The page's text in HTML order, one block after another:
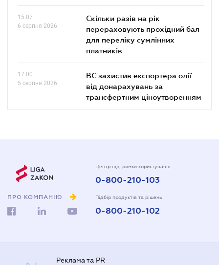
15.07
6 серпня 2026
Скільки разів на рік
перераховують прохідний бал
для переліку сумлінних
платників
17.00
5 серпня 2026
ВС захистив експортера олії
від донарахувань за
трансфертним ціноутворенням
ПРО КОМПАНІЮ
Центр підтримки користувачів
0-800-210-103
Підбір продуктів та рішень
0-800-210-102
Реклама та PR